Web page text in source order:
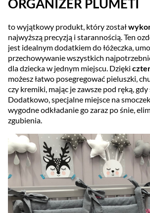
ORGANIZER PLUMETI
to wyjątkowy produkt, który został
najwyższą precyzją i starannością. Ten
jest idealnym dodatkiem do łóżeczka,
przechowywanie wszystkich
dla dziecka w jednym miejscu. Dzięki
możesz łatwo posegregować pieluszki,
czy kremiki, mając je zawsze pod ręką,
Dodatkowo, specjalne miejsce na
wygodne odkładanie go zaraz po śnie,
zgubienia.